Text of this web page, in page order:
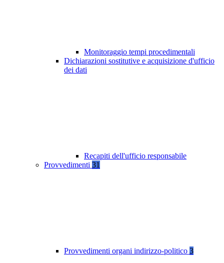
Monitoraggio tempi procedimentali
Dichiarazioni sostitutive e acquisizione d'ufficio
dei dati
Recapiti dell'ufficio responsabile
Provvedimenti 31
Provvedimenti organi indirizzo-politico 3